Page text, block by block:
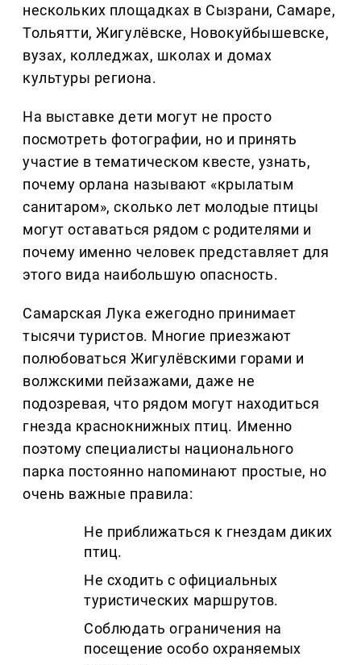
нескольких площадках в Сызрани, Самаре,
Тольятти, Жигулёвске, Новокуйбышевске,
вузах, колледжах, школах и домах
культуры региона.
На выставке дети могут не просто
посмотреть фотографии, но и принять
участие в тематическом квесте, узнать,
почему орлана называют «крылатым
санитаром», сколько лет молодые птицы
могут оставаться рядом с родителями и
почему именно человек представляет для
этого вида наибольшую опасность.
Самарская Лука ежегодно принимает
тысячи туристов. Многие приезжают
полюбоваться Жигулёвскими горами и
волжскими пейзажами, даже не
подозревая, что рядом могут находиться
гнезда краснокнижных птиц. Именно
поэтому специалисты национального
парка постоянно напоминают простые, но
очень важные правила:
Не приближаться к гнездам диких
птиц.
Не сходить с официальных
туристических маршрутов.
Соблюдать ограничения на
посещение особо охраняемых